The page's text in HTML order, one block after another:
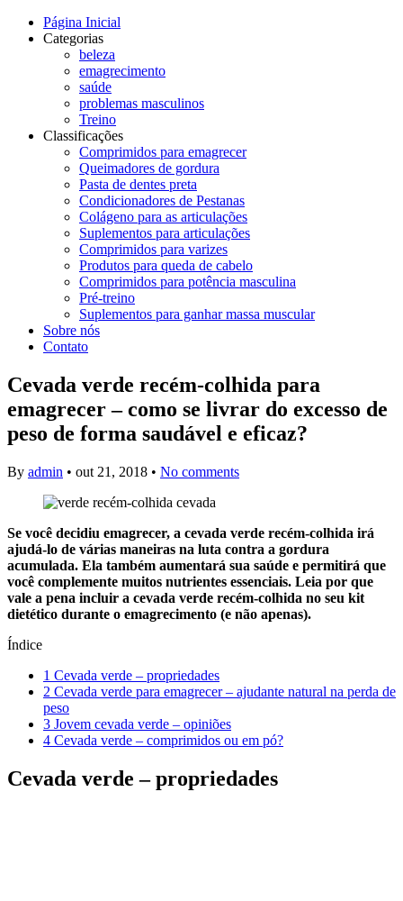
Página Inicial
Categorias
beleza
emagrecimento
saúde
problemas masculinos
Treino
Classificações
Comprimidos para emagrecer
Queimadores de gordura
Pasta de dentes preta
Condicionadores de Pestanas
Colágeno para as articulações
Suplementos para articulações
Comprimidos para varizes
Produtos para queda de cabelo
Comprimidos para potência masculina
Pré-treino
Suplementos para ganhar massa muscular
Sobre nós
Contato
Cevada verde recém-colhida para
emagrecer – como se livrar do excesso de
peso de forma saudável e eficaz?
By admin • out 21, 2018 • No comments
Se você decidiu emagrecer, a cevada verde recém-colhida irá
ajudá-lo de várias maneiras na luta contra a gordura
acumulada. Ela também aumentará sua saúde e permitirá que
você complemente muitos nutrientes essenciais. Leia por que
vale a pena incluir a cevada verde recém-colhida no seu kit
dietético durante o emagrecimento (e não apenas).
Índice
1 Cevada verde – propriedades
2 Cevada verde para emagrecer – ajudante natural na perda de
peso
3 Jovem cevada verde – opiniões
4 Cevada verde – comprimidos ou em pó?
Cevada verde – propriedades